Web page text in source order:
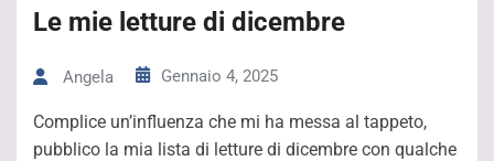
Le mie letture di dicembre
Angela Gennaio 4, 2025
Complice un’influenza che mi ha messa al tappeto,
pubblico la mia lista di letture di dicembre con qualche